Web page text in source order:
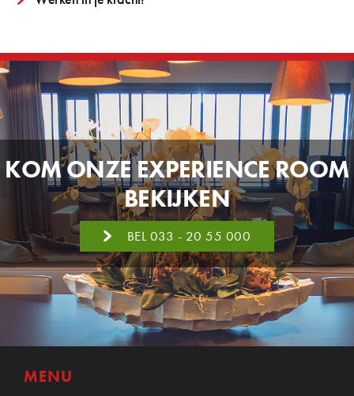
KOM ONZE EXPERIENCE ROOM
BEKIJKEN
BEL 033 - 20 55 000
MENU